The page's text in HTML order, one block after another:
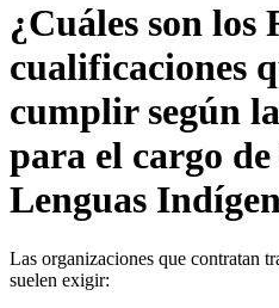
¿Cuáles son los
cualificaciones
cumplir según
para el cargo
Lenguas
Las organizaciones que contratan
suelen exigir: